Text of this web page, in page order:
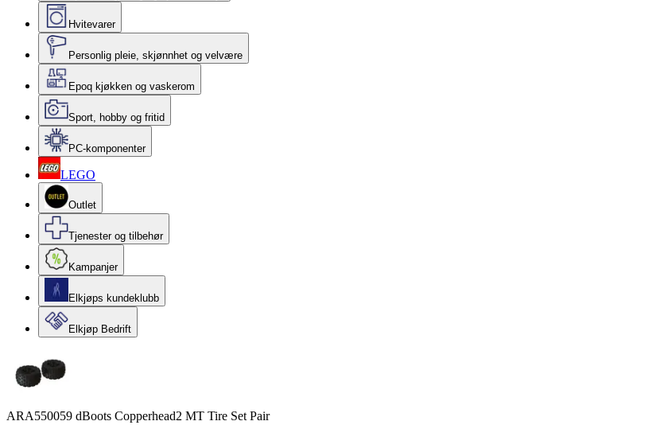
Hvitevarer
Personlig pleie, skjønnhet og velvære
Epoq kjøkken og vaskerom
Sport, hobby og fritid
PC-komponenter
LEGO
Outlet
Tjenester og tilbehør
Kampanjer
Elkjøps kundeklubb
Elkjøp Bedrift
ARA550059 dBoots Copperhead2 MT Tire Set Pair